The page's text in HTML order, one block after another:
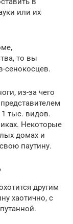
или их
то вы
сенокосцев.
из-за чего
1 тыс. видов.
Некоторые
домах и
паутину.
другим
хаотично, с